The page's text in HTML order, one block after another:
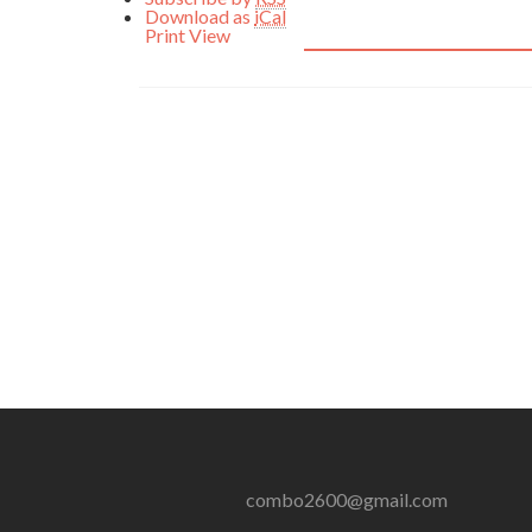
Download as iCal
PrintView
combo2600@gmail.com